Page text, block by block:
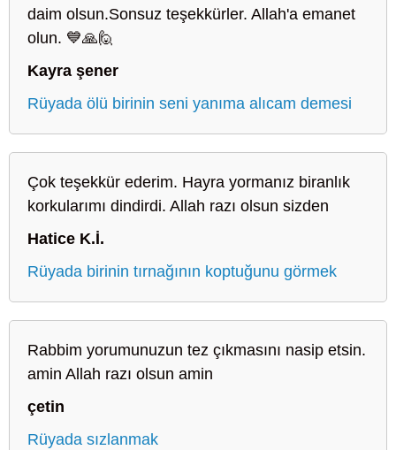
daim olsun.Sonsuz teşekkürler. Allah'a emanet
olun. 💙🙏🙋
Kayra şener
Rüyada ölü birinin seni yanıma alıcam demesi
Çok teşekkür ederim. Hayra yormanız biranlık
korkularımı dindirdi. Allah razı olsun sizden
Hatice K.İ.
Rüyada birinin tırnağının koptuğunu görmek
Rabbim yorumunuzun tez çıkmasını nasip etsin.
amin Allah razı olsun amin
çetin
Rüyada sızlanmak